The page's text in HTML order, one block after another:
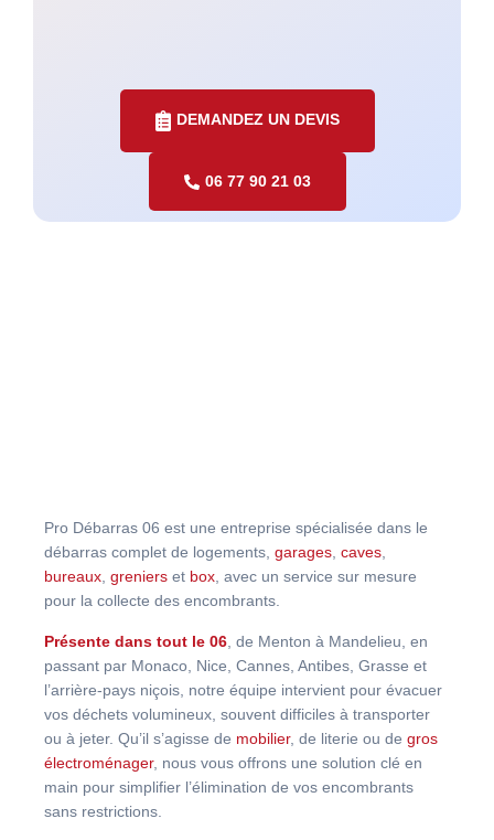
DEMANDEZ UN DEVIS
06 77 90 21 03
Pro Débarras 06 est une entreprise spécialisée dans le
débarras complet de logements, garages caves
bureaux greniers et box , avec un service sur mesure
pour la collecte des encombrants.
Présente dans tout le 06 , de Menton à Mandelieu, en
passant par Monaco, Nice, Cannes, Antibes, Grasse et
l’arrière-pays niçois, notre équipe intervient pour évacuer
vos déchets volumineux, souvent difficiles à transporter
ou à jeter. Qu’il s’agisse de mobilier, de literie ou de gros
électroménager, nous vous offrons une solution clé en
main pour simplifier l’élimination de vos encombrants
sans restrictions.